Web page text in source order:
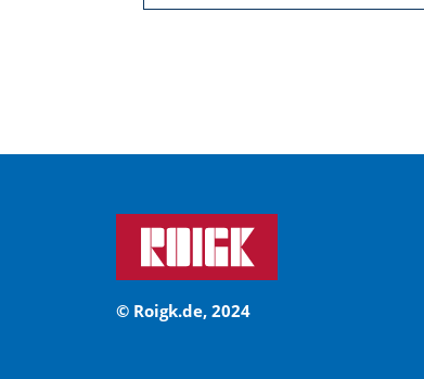
© Roigk.de, 2024